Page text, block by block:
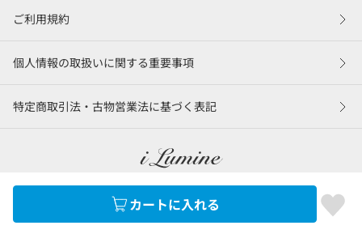
カートに入れる
ご利用規約
個人情報の取扱いに関する重要事項
特定商取引法・古物営業法に基づく表記
©LUMINE Co., Ltd.